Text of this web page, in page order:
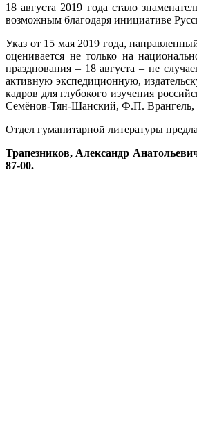
18 августа 2019 года стало
возможным благодаря инициативе
Указ от 15 мая 2019 года,
оценивается не только на
празднования – 18 августа – не
активную экспедиционную,
кадров для глубокого изучения
Семёнов-Тян-Шанский, Ф.П.
Отдел гуманитарной литературы
Трапезников, Александр
87-00.